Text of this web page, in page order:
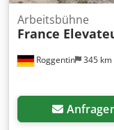
Roggentin 345 km
Arbeitsbühne
France